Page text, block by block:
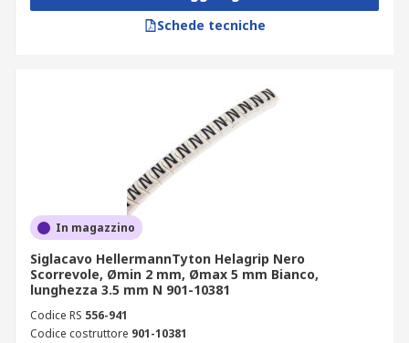
Schede tecniche
In magazzino
Siglacavo HellermannTyton Helagrip Nero
Scorrevole, Ømin 2 mm, Ømax 5 mm Bianco,
lunghezza 3.5 mm N 901-10381
Codice RS 556-941
Codice costruttore 901-10381